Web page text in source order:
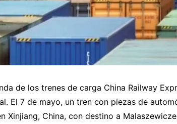
de los trenes de carga China Railway
El 7 de mayo, un tren con piezas de
Xinjiang, China, con destino a